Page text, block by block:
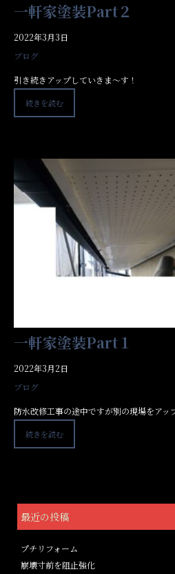
一軒家塗装Part２
2022年3月3日
ブログ
引き続きアップしていきま～す！
続きを読む
一軒家塗装Part１
2022年3月2日
ブログ
防水改修工事の途中ですが別の現場をア
続きを読む
最近の投稿
プチリフォーム
崩壊寸前を阻止強化